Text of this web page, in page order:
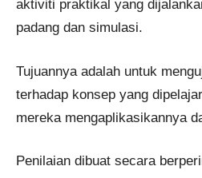
aktiviti praktikal yang
padang dan simulasi.
Tujuannya adalah untuk
terhadap konsep yang
mereka mengaplikasikannya
Penilaian dibuat secara